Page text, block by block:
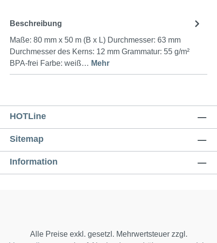
Beschreibung
Maße: 80 mm x 50 m (B x L) Durchmesser: 63 mm
Durchmesser des Kerns: 12 mm Grammatur: 55 g/m²
BPA-frei Farbe: weiß… Mehr
HOTLine
Sitemap
Information
Alle Preise exkl. gesetzl. Mehrwertsteuer zzgl.